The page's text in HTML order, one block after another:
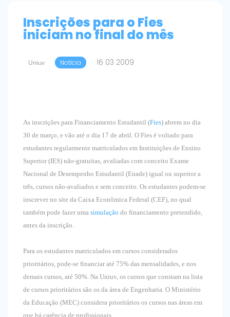
Inscrições para o Fies
iniciam no final do mês
Uniuv Notícia 16 03 2009
As inscrições para Financiamento Estudantil (Fies) abrem no dia
30 de março, e vão até o dia 17 de abril. O Fies é voltado para
estudantes regularmente matriculados em Instituições de Ensino
Superior (IES) não-gratuitas, avaliadas com conceito Exame
Nacional de Desempenho Estudantil (Enade) igual ou superior a
três, cursos não-avaliados e sem conceito. Os estudantes podem-se
inscrever no site da Caixa Econômica Federal (CEF), no qual
também pode fazer uma simulação do financiamento pretendido,
antes da inscrição.
Para os estudantes matriculados em cursos considerados
prioritários, pode-se financiar até 75% das mensalidades, e nos
demais cursos, até 50%. Na Uniuv, os cursos que constam na lista
de cursos prioritários são os da área de Engenharia. O Ministério
da Educação (MEC) considera prioritários os cursos nas áreas em
que há carência de profissionais.